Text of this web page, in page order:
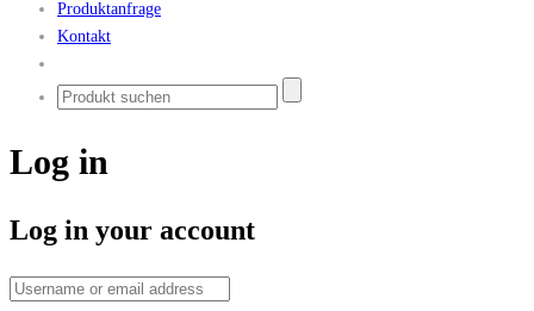
Produktanfrage
Kontakt
Log in
Log in your account